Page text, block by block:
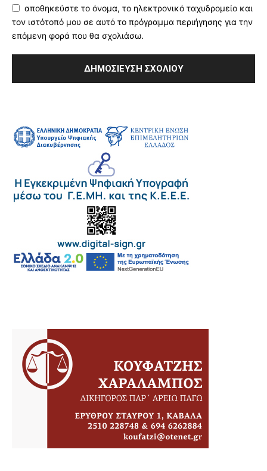
αποθηκεύστε το όνομα, το ηλεκτρονικό ταχυδρομείο και
τον ιστότοπό μου σε αυτό το πρόγραμμα περιήγησης για την
επόμενη φορά που θα σχολιάσω.